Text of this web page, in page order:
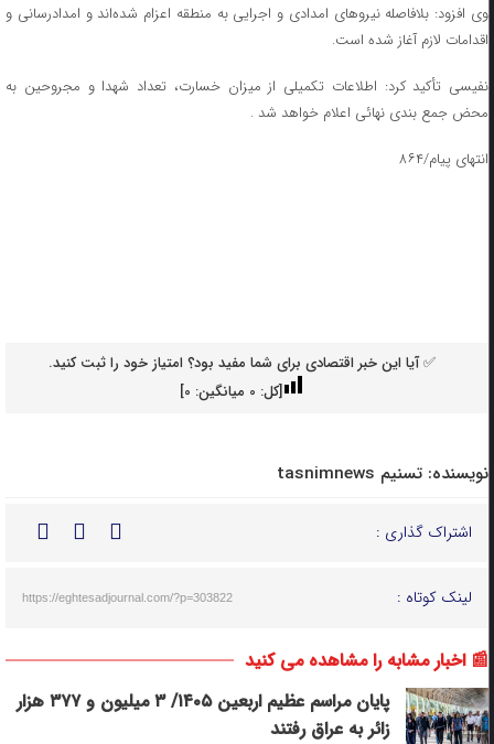
وی افزود: بلافاصله نیروهای امدادی و اجرایی به منطقه اعزام شده‌اند و امدادرسانی و
اقدامات لازم آغاز شده است.
نفیسی تأکید کرد: اطلاعات تکمیلی از میزان خسارت، تعداد شهدا و مجروحین به
محض جمع بندی نهائی اعلام خواهد شد .
انتهای پیام/۸۶۴
✅ آیا این خبر اقتصادی برای شما مفید بود؟ امتیاز خود را ثبت کنید.
[کل: 0میانگین: 0
]
نویسنده: تسنیم tasnimnews
اشتراک گذاری :
لینک کوتاه : https://eghtesadjournal.com/?p=303822
📰 اخبار مشابه را مشاهده می کنید
پایان مراسم عظیم اربعین ۱۴۰۵/ ‌۳ میلیون و ۳۷۷ ‌هزار
زائر به عراق رفتند